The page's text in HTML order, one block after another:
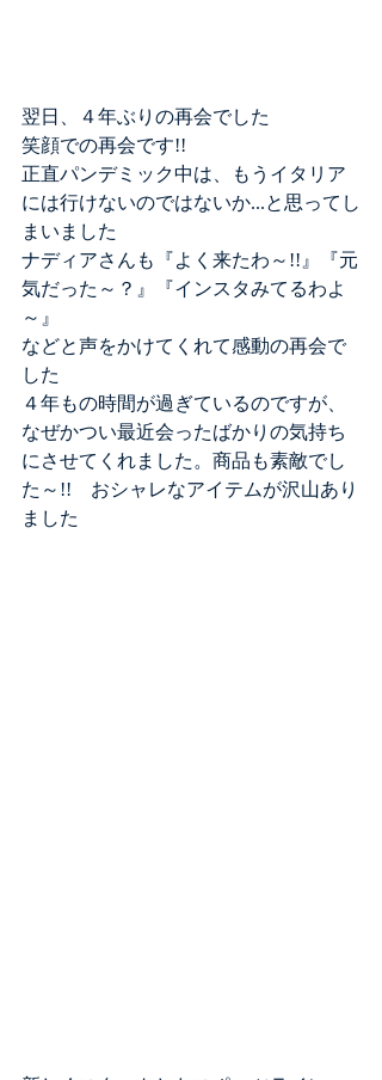
翌日、４年ぶりの再会でした
笑顔での再会です!!
正直パンデミック中は、もうイタリア
には行けないのではないか...と思ってし
まいました
ナディアさんも『よく来たわ～!!』『元
気だった～？』『インスタみてるわよ
～』
などと声をかけてくれて感動の再会で
した
４年もの時間が過ぎているのですが、
なぜかつい最近会ったばかりの気持ち
にさせてくれました。商品も素敵でし
た～!!　おシャレなアイテムが沢山あり
ました